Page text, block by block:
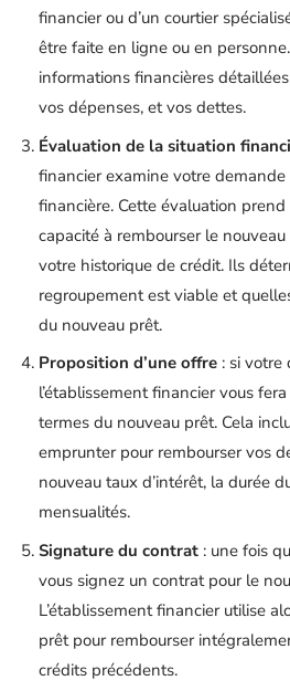
financier ou d’un courtier
être faite en ligne ou en
informations financières
vos dépenses, et vos dettes.
Évaluation de la situation
financier examine votre
financière. Cette évaluation
capacité à rembourser le
votre historique de crédit. Ils
regroupement est viable et
du nouveau prêt.
Proposition d’une offre : si votre
l’établissement financier vous
termes du nouveau prêt. Cela
emprunter pour rembourser vos
nouveau taux d’intérêt, la durée
mensualités.
Signature du contrat : une fois
vous signez un contrat pour le
L’établissement financier utilise
prêt pour rembourser
crédits précédents.